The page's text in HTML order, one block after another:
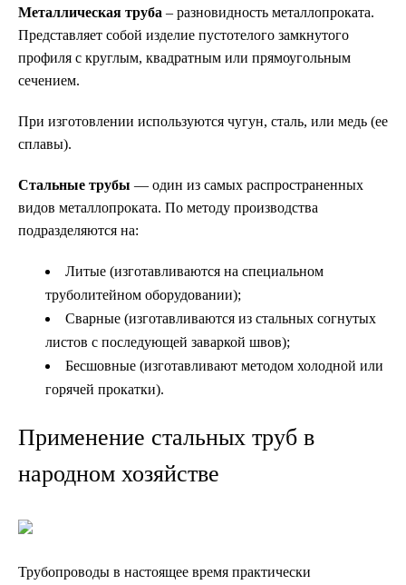
Металлическая труба – разновидность металлопроката.
Представляет собой изделие пустотелого замкнутого
профиля с круглым, квадратным или прямоугольным
сечением.
При изготовлении используются чугун, сталь, или медь (ее
сплавы).
Стальные трубы — один из самых распространенных
видов металлопроката. По методу производства
подразделяются на:
Литые (изготавливаются на специальном
труболитейном оборудовании);
Сварные (изготавливаются из стальных согнутых
листов с последующей заваркой швов);
Бесшовные (изготавливают методом холодной или
горячей прокатки).
Применение стальных труб в
народном хозяйстве
Трубопроводы в настоящее время практически